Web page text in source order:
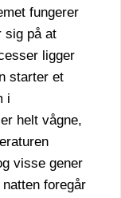
fungerer
sig på at
ligger
starter et
i
helt vågne,
visse gener
foregår